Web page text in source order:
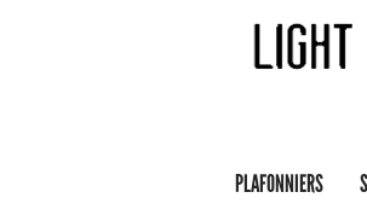
PLAFONNIERS